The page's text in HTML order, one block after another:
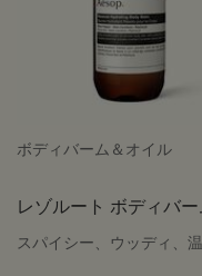
ボディバーム＆オイル
レゾルート ボディバー
スパイシー、ウッディ、